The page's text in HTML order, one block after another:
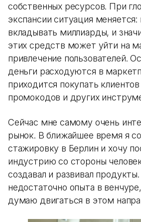
собственных ресурсов. При
экспансии ситуация
вкладывать миллиарды, и
этих средств может уйти на
привлечение пользователей.
деньги расходуются в
приходится покупать
промокодов и других
Сейчас мне самому очень
рынок. В ближайшее время я
стажировку в Берлин и хочу
индустрию со стороны
создавал и развивал
недостаточно опыта в
думаю двигаться в этом